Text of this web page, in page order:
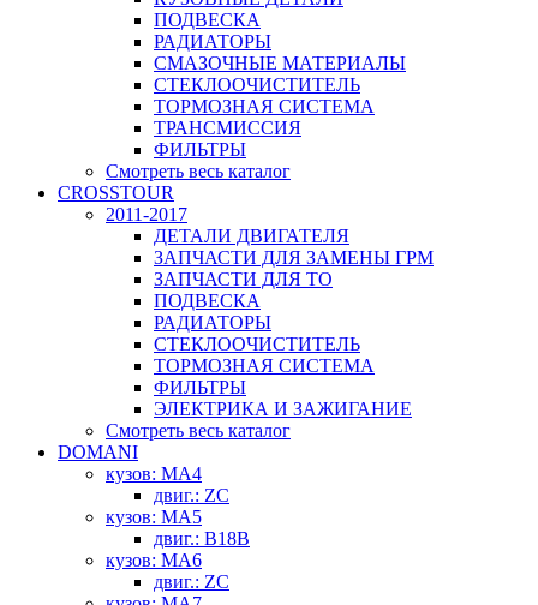
ПОДВЕСКА
РАДИАТОРЫ
СМАЗОЧНЫЕ МАТЕРИАЛЫ
СТЕКЛООЧИСТИТЕЛЬ
ТОРМОЗНАЯ СИСТЕМА
ТРАНСМИССИЯ
ФИЛЬТРЫ
Смотреть весь каталог
CROSSTOUR
2011-2017
ДЕТАЛИ ДВИГАТЕЛЯ
ЗАПЧАСТИ ДЛЯ ЗАМЕНЫ ГРМ
ЗАПЧАСТИ ДЛЯ ТО
ПОДВЕСКА
РАДИАТОРЫ
СТЕКЛООЧИСТИТЕЛЬ
ТОРМОЗНАЯ СИСТЕМА
ФИЛЬТРЫ
ЭЛЕКТРИКА И ЗАЖИГАНИЕ
Смотреть весь каталог
DOMANI
кузов: MA4
двиг.: ZC
кузов: MA5
двиг.: B18B
кузов: MA6
двиг.: ZC